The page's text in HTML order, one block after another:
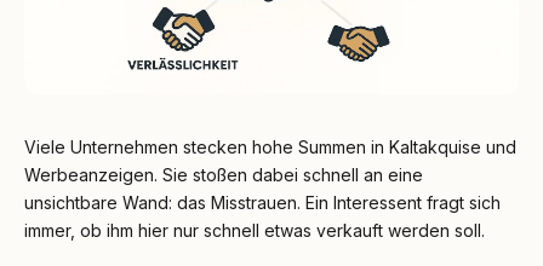
Viele Unternehmen stecken hohe Summen in Kaltakquise und
Werbeanzeigen. Sie stoßen dabei schnell an eine
unsichtbare Wand: das Misstrauen. Ein Interessent fragt sich
immer, ob ihm hier nur schnell etwas verkauft werden soll.